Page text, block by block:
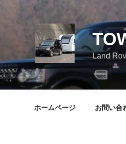
Land
ホームページ お問い合